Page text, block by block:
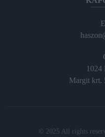
1024
Margit krt.
© 2025 All rights